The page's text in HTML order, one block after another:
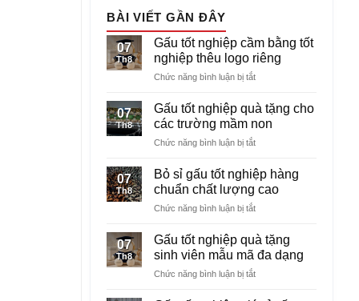
BÀI VIẾT GẦN ĐÂY
07
Th8
Gấu tốt nghiệp cầm bằng tốt
nghiệp thêu logo riêng
Chức năng bình luận bị tắtở
tốt
nghiệp
cầm
bằng
nghiệp
thêu
riêng
07
Th8
Gấu tốt nghiệp quà tặng cho
các trường mầm non
Chức năng bình luận bị tắtở
tốt
nghiệp
quà
tặng
các
trường
non
07
Th8
Bỏ sỉ gấu tốt nghiệp hàng
chuẩn chất lượng cao
Chức năng bình luận bị tắtở
sỉ
gấu
tốt
nghiệp
07
Th8
Gấu tốt nghiệp quà tặng
sinh viên mẫu mã đa dạng
Chức năng bình luận bị tắtở